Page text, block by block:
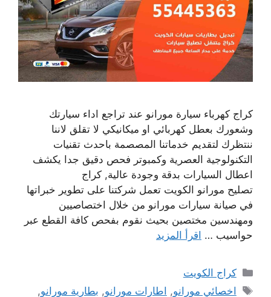
كراج كهرباء سيارة مورانو عند تراجع اداء سيارتك
وشعورك بعطل كهربائي او ميكانيكي لا تقلق لاننا
ننتظرك لتقديم خدماتنا المصصمة باحدث تقنيات
التكنولوجية العصرية وكمبوتر فحص دقيق جدا يكشف
اعطال السيارات بدقة وجودة عالية, كراج
تصليح مورانو الكويت تعمل شركتنا على تطوير خبراتها
في صيانة سيارات مورانو من خلال اختصاصيين
ومهندسين مختصين بحيث نقوم بفحص كافة القطع عبر
حواسيب … اقرأ المزيد
التصنيفات
كراج الكويت
الوسوم
اخصائي مورانو, اطارات مورانو, بطارية مورانو,